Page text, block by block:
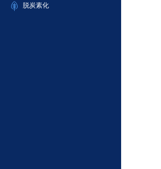
- APIリファレンス
- ITインフラストラクチャー
脱炭素化